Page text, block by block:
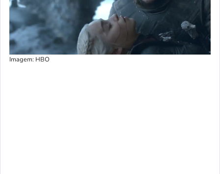
Imagem: HBO